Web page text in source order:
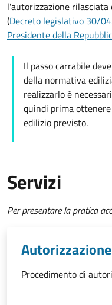
l'autorizzazione
(Decreto legislativo 30/
Presidente della
Il passo carrabile
della normativa
realizzarlo è
quindi prima
edilizio previsto.
Servizi
Per presentare la pratica
Procedimento di